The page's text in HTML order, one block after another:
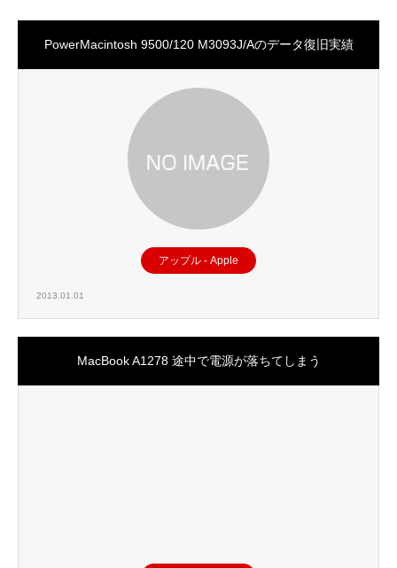
PowerMacintosh 9500/120 M3093J/Aのデータ復旧実績
アップル - Apple
2013.01.01
MacBook A1278 途中で電源が落ちてしまう